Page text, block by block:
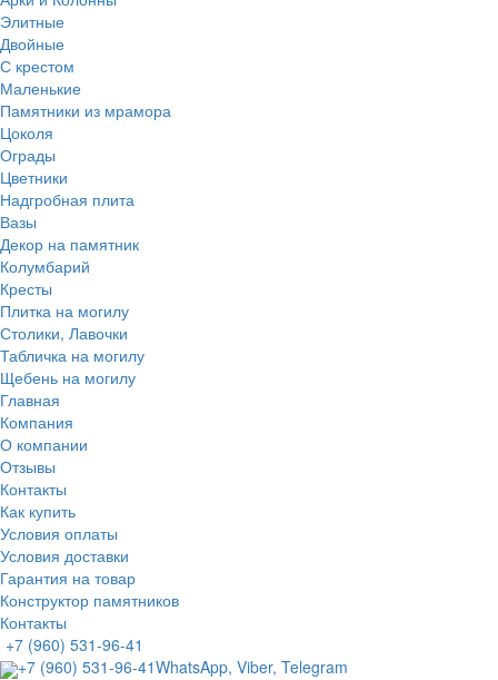
Элитные
Двойные
С крестом
Маленькие
Памятники из мрамора
Цоколя
Ограды
Цветники
Надгробная плита
Вазы
Декор на памятник
Колумбарий
Кресты
Плитка на могилу
Столики, Лавочки
Табличка на могилу
Щебень на могилу
Главная
Компания
О компании
Отзывы
Контакты
Как купить
Условия оплаты
Условия доставки
Гарантия на товар
Конструктор памятников
Контакты
+7 (960) 531-96-41
+7 (960) 531-96-41WhatsApp, Viber, Telegram